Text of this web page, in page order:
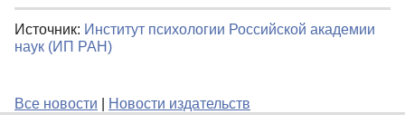
Источник: Институт психологии Российской академии
наук (ИП РАН)
Все новости Новости издательств